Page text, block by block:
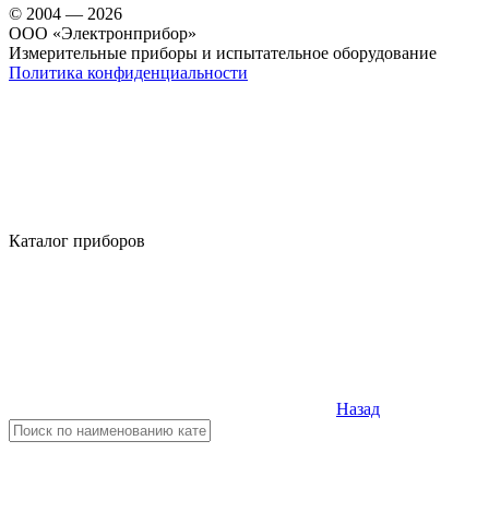
© 2004 — 2026
OOO «Электронприбор»
Измерительные приборы и испытательное оборудование
Политика конфиденциальности
Каталог приборов
Назад